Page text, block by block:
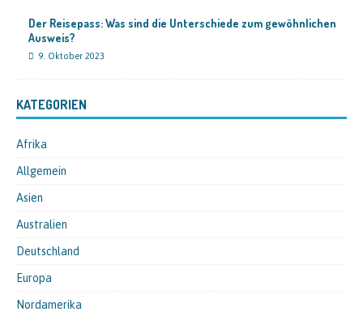
Der Reisepass: Was sind die Unterschiede zum gewöhnlichen
Ausweis?
9. Oktober 2023
KATEGORIEN
Afrika
Allgemein
Asien
Australien
Deutschland
Europa
Nordamerika